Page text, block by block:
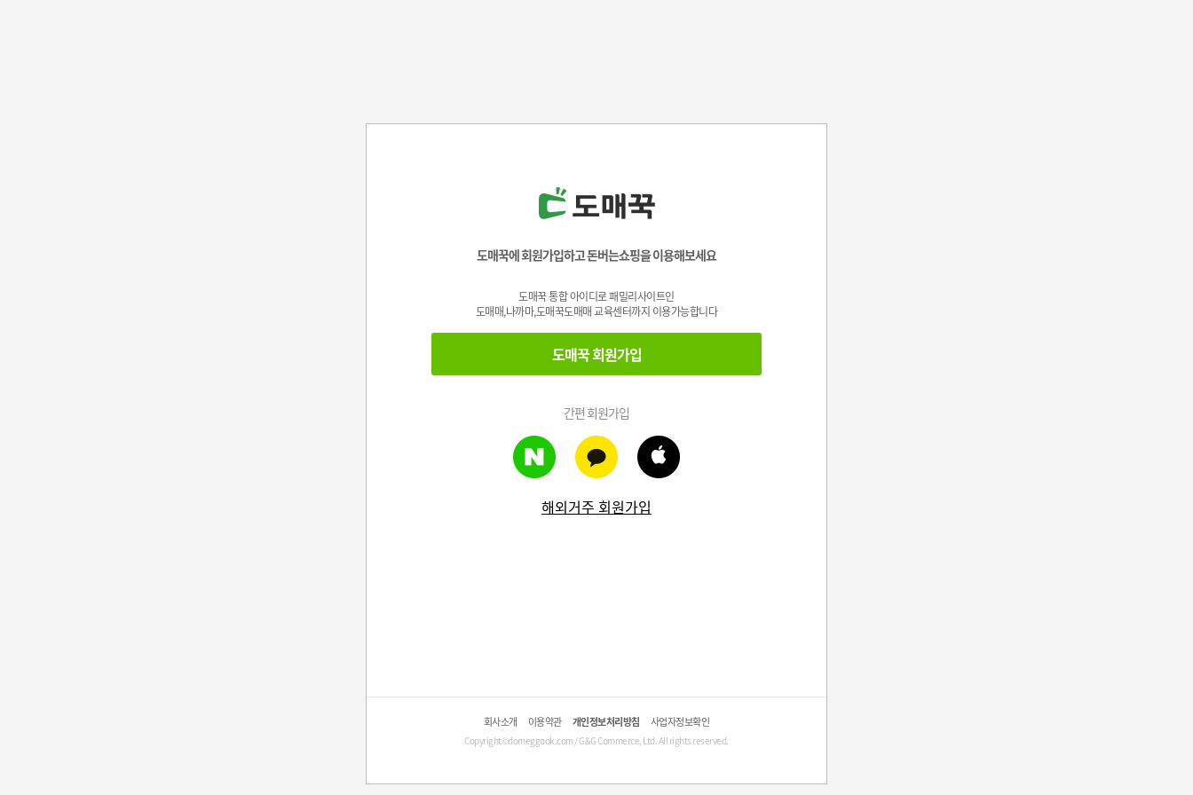
도매꾹에 회원가입하고 돈버는쇼핑을 이용해보세요
도매꾹 통합 아이디로 패밀리사이트인
도매매,나까마,도매꾹도매매 교육센터까지 이용가능합니다
도매꾹 회원가입
간편 회원가입
해외거주 회원가입
회사소개 이용약관 개인정보처리방침 사업자정보확인
Copyright©domeggook.com / G&G Commerce, Ltd. All rights reserved.